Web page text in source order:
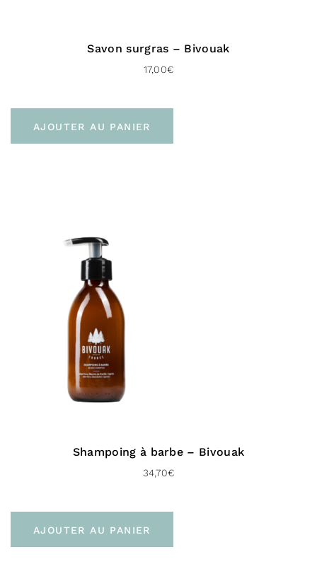
Savon surgras – Bivouak
17,00€
AJOUTER AU PANIER
Shampoing à barbe – Bivouak
34,70€
AJOUTER AU PANIER